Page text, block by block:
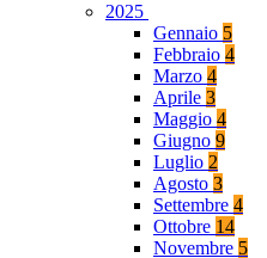
2025
Gennaio 5
Febbraio 4
Marzo 4
Aprile 3
Maggio 4
Giugno 9
Luglio 2
Agosto 3
Settembre 4
Ottobre 14
Novembre 5